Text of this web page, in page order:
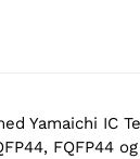
Yamaichi IC
FQFP44